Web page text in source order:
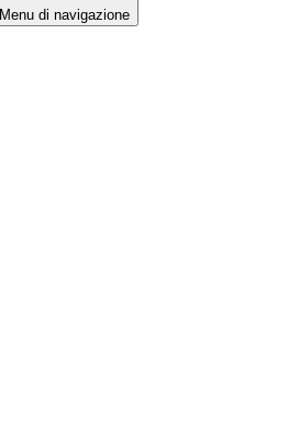
Menu di navigazione